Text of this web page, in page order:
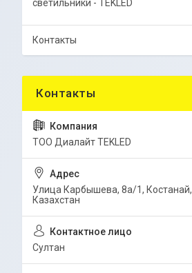
светильники - TEKLED
Контакты
ТОО Диалайт TEKLED
Улица Карбышева, 8а/1, Костанай,
Казахстан
Султан